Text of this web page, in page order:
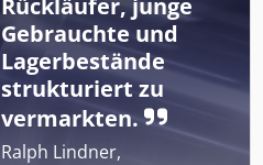
Rückläufer, junge
Gebrauchte und
Lagerbestände
strukturiert zu
vermarkten.
Ralph Lindner,